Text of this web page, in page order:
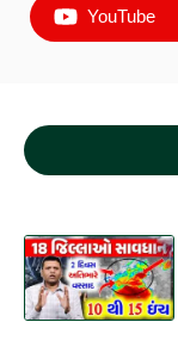
YouTube